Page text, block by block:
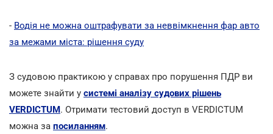
- Водія не можна оштрафувати за неввімкнення фар авто
за межами міста: рішення суду
З судовою практикою у справах про порушення ПДР ви
можете знайти у системі аналізу судових рішень
VERDICTUM. Отримати тестовий доступ в VERDICTUM
можна за посиланням.